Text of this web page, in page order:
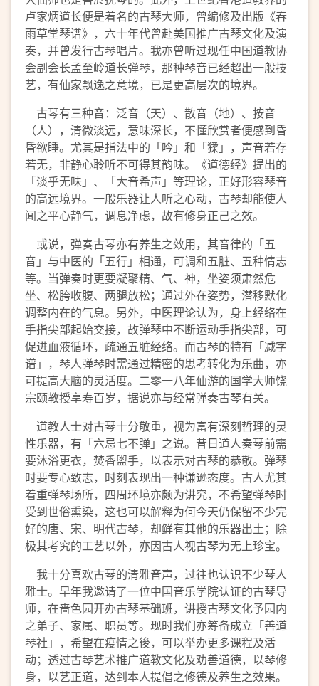
卢家炳道长便是着名的古琴大师，曾编修及出版《春
雨草堂琴谱》，六十年代曾赴美国推广古琴文化及演
奏，并曾发行古琴唱片。我亦曾听过现任中国道教协
会副会长孟至岭道长弹琴，那种琴音已经超出一般技
艺，有仙家飘逸之意境，已是更高层次的境界。
古琴有三种音：泛音（天）、散音（地）、按音
（人），清微淡远，意味深长，不懂欣赏者便感到昏
昏欲睡。尤其是指法中的「吟」和「猱」，声音若存
若无，非静心聆听不可得其韵味。《道德经》提出的
「淡乎无味」、「大音希声」等理论，正好形容琴音
的高远境界。一般乐器让人听之心动，古琴却能使人
闻之平心静气，调息净虑，故有修身正己之效。
或说，弹奏古琴亦有养生之效用，其音律的「五
音」与中医的「五行」相通，可调和五脏、五种情志
等。当弹奏时更要凝聚精、气、神，坐姿须肃然危
坐、松胯收腹、两腿放松；通过外在姿势，潜移默化
调整内在的气息。另外，中医理论认为，身上经络在
手指尖部起始交接，故弹琴中不断运动手指尖部，可
促进血液循环，疏通五脏经络。而古琴的特有「减字
谱」，琴人弹琴时需通过精密的思考转化为乐曲，亦
可提高大脑的灵活度。二零一八年仙游的国学大师饶
宗颐教授享寿百岁，据说亦与经常弹奏古琴有关。
道教人士对古琴十分敬重，视为富有深刻哲理的灵
性乐器，有「六忌七不弹」之说。昔日道人奏琴前需
要沐浴更衣，焚香盥手，以表示对古琴的恭敬。弹琴
时要专心致志，时刻表现出一种谦逊态度。古人尤其
着重弹琴场所，四周环境亦颇为讲究，不希望弹琴时
受到世俗熏染，这也可以解释为何今天仍保留不少完
好的唐、宋、明代古琴，却鲜有其他的乐器出土；除
极其考究的工艺以外，亦因古人视古琴为无上珍宝。
我十分喜欢古琴的清雅音声，过往也认识不少琴人
雅士。早年我邀请了一位中国音乐学院认证的古琴导
师，在啬色园开办古琴基础班，讲授古琴文化予园内
之弟子、家属、职员等。现时我们亦筹备成立「善道
琴社」，希望在疫情之後，可以举办更多课程及活
动；透过古琴艺术推广道教文化及劝善道德，以琴修
身，以艺正道，达到本人提倡之修德及养生之效果。